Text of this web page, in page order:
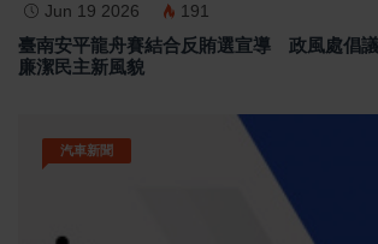
Jun 19 2026 191
臺南安平龍舟賽結合反賄選宣導 政風處倡
廉潔民主新風貌
汽車新聞